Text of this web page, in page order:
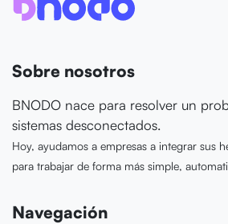
Sobre nosotros
BNODO nace para resolver un
sistemas desconectados.
Hoy, ayudamos a empresas a integrar sus
para trabajar de forma más simple,
Navegación